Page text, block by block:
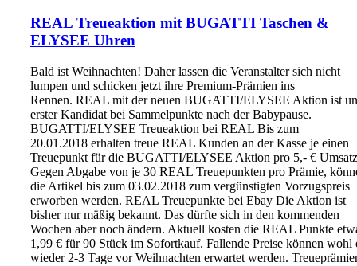
REAL Treueaktion mit BUGATTI Taschen &
ELYSEE Uhren
Bald ist Weihnachten! Daher lassen die Veranstalter sich nicht
lumpen und schicken jetzt ihre Premium-Prämien ins
Rennen. REAL mit der neuen BUGATTI/ELYSEE Aktion ist
erster Kandidat bei Sammelpunkte nach der Babypause.
BUGATTI/ELYSEE Treueaktion bei REAL Bis zum
20.01.2018 erhalten treue REAL Kunden an der Kasse je einen
Treuepunkt für die BUGATTI/ELYSEE Aktion pro 5,- €
Gegen Abgabe von je 30 REAL Treuepunkten pro Prämie,
die Artikel bis zum 03.02.2018 zum vergünstigten Vorzugspreis
erworben werden. REAL Treuepunkte bei Ebay Die Aktion ist
bisher nur mäßig bekannt. Das dürfte sich in den kommenden
Wochen aber noch ändern. Aktuell kosten die REAL Punkte
1,99 € für 90 Stück im Sofortkauf. Fallende Preise können wohl
wieder 2-3 Tage vor Weihnachten erwartet werden.